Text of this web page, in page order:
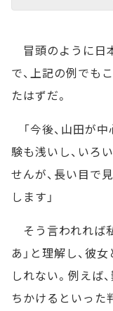
冒頭のように日
で、上記の例でも
たはずだ。
「今後、山田が
験も浅いし、いろ
せんが、長い目で
します」
そう言われれば
あ」と理解し、彼
しれない。例えば
ちかけるといった